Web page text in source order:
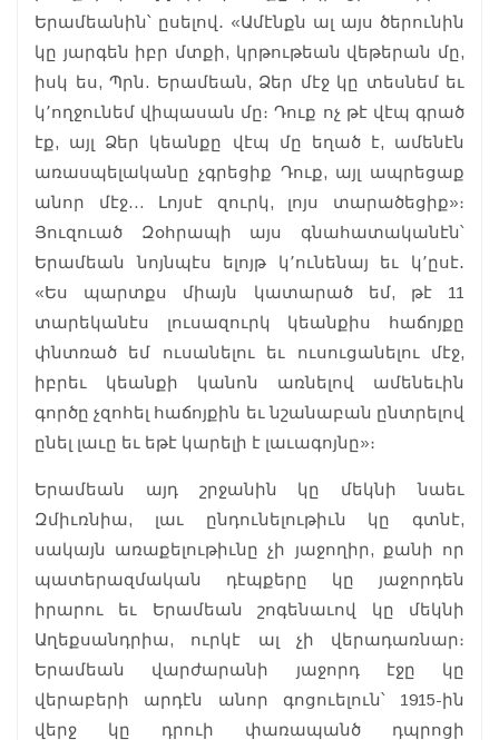
Երամեանին՝ ըսելով․ «Ամէնքն ալ այս ծերունին
կը յարգեն իբր մտքի, կրթութեան վեթերան մը,
իսկ ես, Պրն. Երամեան, Ձեր մէջ կը տեսնեմ եւ
կ՚ողջունեմ վիպասան մը։ Դուք ոչ թէ վէպ գրած
էք, այլ Ձեր կեանքը վէպ մը եղած է, ամենէն
առասպելականը չգրեցիք Դուք, այլ ապրեցաք
անոր մէջ… Լոյսէ զուրկ, լոյս տարածեցիք»։
Յուզուած Զօհրապի այս գնահատականէն՝
Երամեան նոյնպէս ելոյթ կ՚ունենայ եւ կ՚ըսէ․
«Ես պարտքս միայն կատարած եմ, թէ 11
տարեկանէս լուսազուրկ կեանքիս հաճոյքը
փնտռած եմ ուսանելու եւ ուսուցանելու մէջ,
իբրեւ կեանքի կանոն առնելով ամենեւին
գործը չզոհել հաճոյքին եւ նշանաբան ընտրելով
ընել լաւը եւ եթէ կարելի է լաւագոյնը»։
Երամեան այդ շրջանին կը մեկնի նաեւ
Զմիւռնիա, լաւ ընդունելութիւն կը գտնէ,
սակայն առաքելութիւնը չի յաջողիր, քանի որ
պատերազմական դէպքերը կը յաջորդեն
իրարու եւ Երամեան շոգենաւով կը մեկնի
Աղեքսանդրիա, ուրկէ ալ չի վերադառնար։
Երամեան վարժարանի յաջորդ էջը կը
վերաբերի արդէն անոր գոցուելուն՝ 1915-ին
վերջ կը դրուի փառապանծ դպրոցի